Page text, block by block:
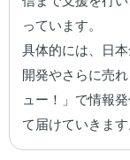
っています。
具体的には、日
開発やさらに売
ュー！」で情報
て届けていきます